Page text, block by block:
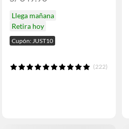
Llega mañana
Retira hoy
Cupón: JUST10
(222)